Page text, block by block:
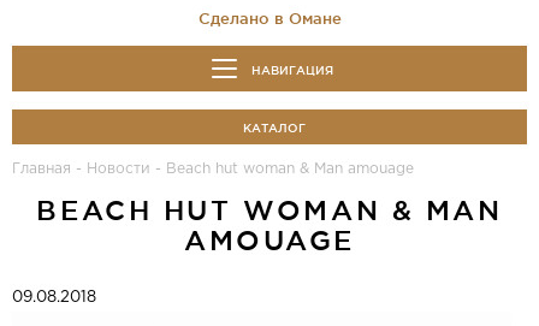
Сделано в Омане
НАВИГАЦИЯ
КАТАЛОГ
Главная - Новости - Beach hut woman & Man amouage
BEACH HUT WOMAN & MAN
AMOUAGE
09.08.2018